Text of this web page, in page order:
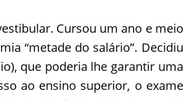
Cursou um ano e meio
“metade do salário”. Decidiu
que poderia lhe garantir uma
ao ensino superior, o exame